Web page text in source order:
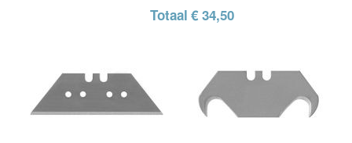
Totaal € 34,50